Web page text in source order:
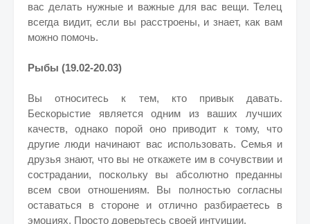
вас делать нужные и важные для вас вещи. Телец
всегда видит, если вы расстроены, и знает, как вам
можно помочь.
Рыбы (19.02-20.03)
Вы относитесь к тем, кто привык давать.
Бескорыстие является одним из ваших лучших
качеств, однако порой оно приводит к тому, что
другие люди начинают вас использовать. Семья и
друзья знают, что вы не откажете им в сочувствии и
сострадании, поскольку вы абсолютно преданны
всем свои отношениям. Вы полностью согласны
оставаться в стороне и отлично разбираетесь в
эмоциях. Просто доверьтесь своей интуиции.